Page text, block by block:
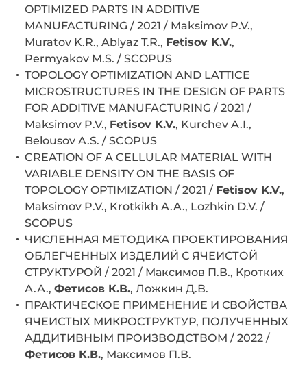
OPTIMIZED PARTS IN ADDITIVE
MANUFACTURING / 2021 / Maksimov P.V.,
Muratov K.R., Ablyaz T.R., Fetisov K.V.,
Permyakov M.S. / SCOPUS
TOPOLOGY OPTIMIZATION AND LATTICE
MICROSTRUCTURES IN THE DESIGN OF PARTS
FOR ADDITIVE MANUFACTURING / 2021 /
Maksimov P.V., Fetisov K.V., Kurchev A.I.,
Belousov A.S. / SCOPUS
CREATION OF A CELLULAR MATERIAL WITH
VARIABLE DENSITY ON THE BASIS OF
TOPOLOGY OPTIMIZATION / 2021 / Fetisov K.V.,
Maksimov P.V., Krotkikh A.A., Lozhkin D.V. /
SCOPUS
ЧИСЛЕННАЯ МЕТОДИКА ПРОЕКТИРОВАНИЯ
ОБЛЕГЧЕННЫХ ИЗДЕЛИЙ С ЯЧЕИСТОЙ
СТРУКТУРОЙ / 2021 / Максимов П.В., Кротких
А.А., Фетисов К.В., Ложкин Д.В.
ПРАКТИЧЕСКОЕ ПРИМЕНЕНИЕ И СВОЙСТВА
ЯЧЕИСТЫХ МИКРОСТРУКТУР, ПОЛУЧЕННЫХ
АДДИТИВНЫМ ПРОИЗВОДСТВОМ / 2022 /
Фетисов К.В., Максимов П.В.